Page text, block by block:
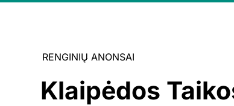
RENGINIŲ ANONSAI
Klaipėdos